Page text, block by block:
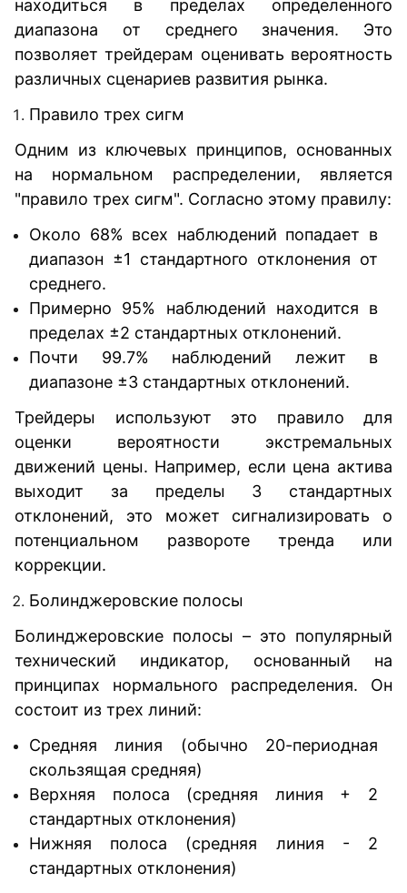
находиться в пределах определенного
диапазона от среднего значения. Это
позволяет трейдерам оценивать вероятность
различных сценариев развития рынка.
Правило трех сигм
Одним из ключевых принципов, основанных
на нормальном распределении, является
"правило трех сигм". Согласно этому правилу:
Около 68% всех наблюдений попадает в
диапазон ±1 стандартного отклонения от
среднего.
Примерно 95% наблюдений находится в
пределах ±2 стандартных отклонений.
Почти 99.7% наблюдений лежит в
диапазоне ±3 стандартных отклонений.
Трейдеры используют это правило для
оценки вероятности экстремальных
движений цены. Например, если цена актива
выходит за пределы 3 стандартных
отклонений, это может сигнализировать о
потенциальном развороте тренда или
коррекции.
Болинджеровские полосы
Болинджеровские полосы – это популярный
технический индикатор, основанный на
принципах нормального распределения. Он
состоит из трех линий:
Средняя линия (обычно 20-периодная
скользящая средняя)
Верхняя полоса (средняя линия + 2
стандартных отклонения)
Нижняя полоса (средняя линия - 2
стандартных отклонения)